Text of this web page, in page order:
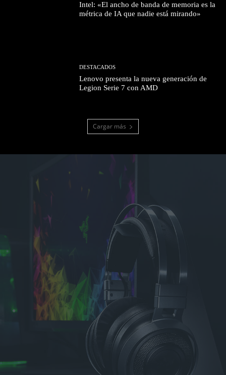
Intel: «El ancho de banda de memoria es la
métrica de IA que nadie está mirando»
DESTACADOS
Lenovo presenta la nueva generación de
Legion Serie 7 con AMD
Cargar más